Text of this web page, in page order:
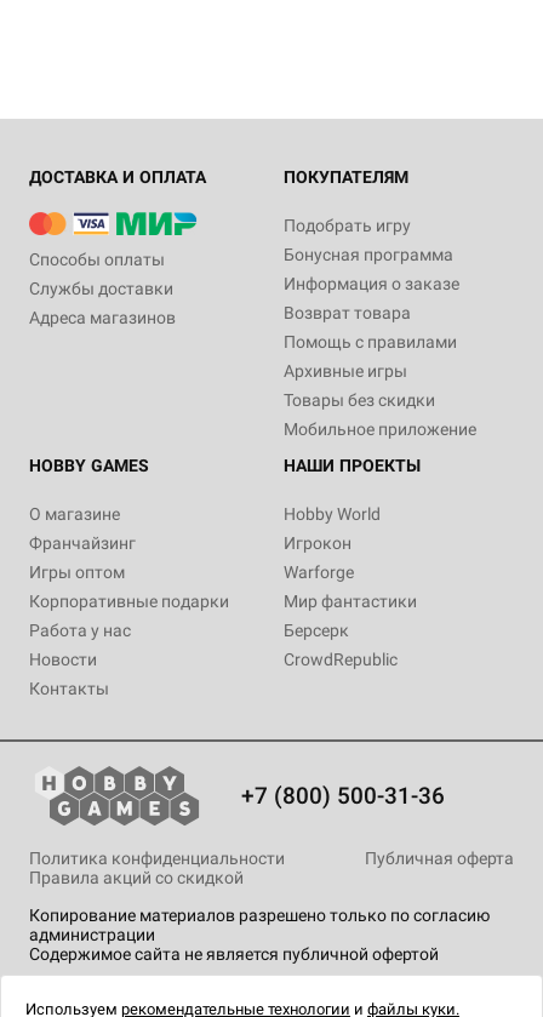
ДОСТАВКА И ОПЛАТА
Способы оплаты
Службы доставки
Адреса магазинов
ПОКУПАТЕЛЯМ
Подобрать игру
Бонусная программа
Информация о заказе
Возврат товара
Помощь с правилами
Архивные игры
Товары без скидки
Мобильное приложение
HOBBY GAMES
О магазине
Франчайзинг
Игры оптом
Корпоративные подарки
Работа у нас
Новости
Контакты
НАШИ ПРОЕКТЫ
Hobby World
Игрокон
Warforge
Мир фантастики
Берсерк
CrowdRepublic
+7 (800) 500-31-36
Копирование материалов разрешено только по согласию
администрации
Содержимое сайта не является публичной офертой
Политика конфиденциальности
Публичная оферта
Правила акций со скидкой
технологии .
Используем рекомендательные технологии и файлы куки.